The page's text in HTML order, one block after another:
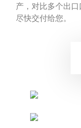
产，对比多个出
尽快交付给您。